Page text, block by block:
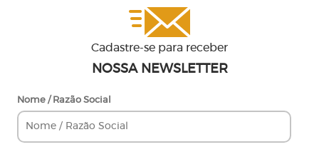
Cadastre-se para receber
NOSSA NEWSLETTER
Nome / Razão Social